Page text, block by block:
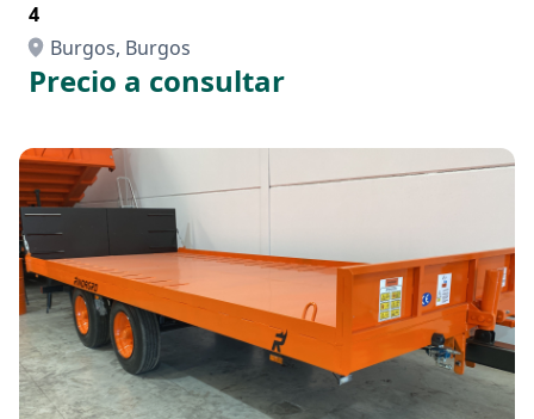
4
Burgos, Burgos
Precio a consultar